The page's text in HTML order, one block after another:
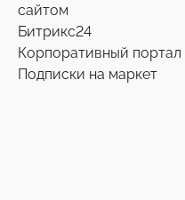
сайтом
Битрикс24
Корпоративный портал
Подписки на маркет